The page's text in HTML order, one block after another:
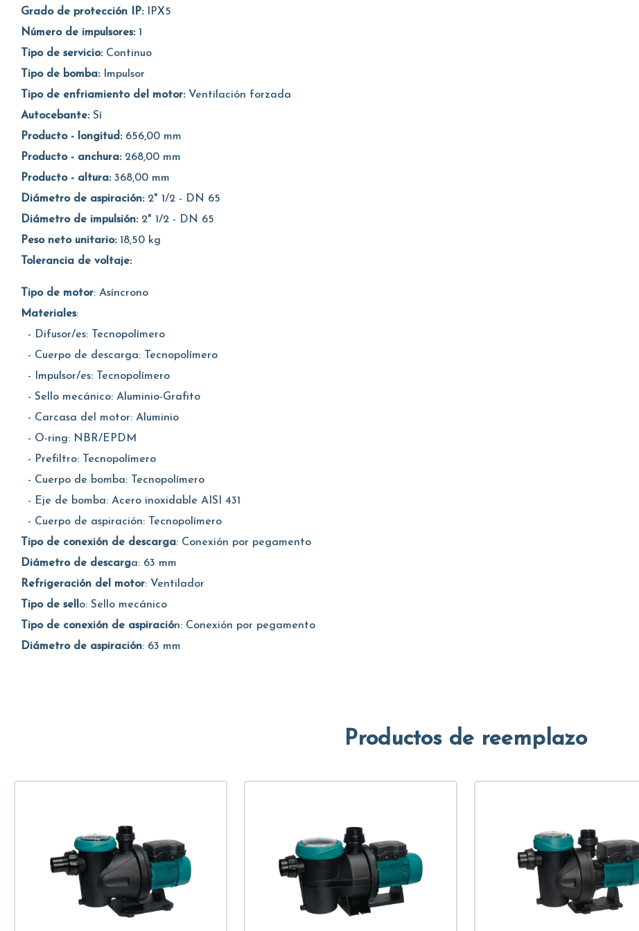
Grado de protección IP:
IPX5
Número de impulsores: 1
Tipo de servicio: Continuo
Tipo de bomba:
Impulsor
Tipo de enfriamiento del motor: Ventilación forzada
Autocebante: Sí
Producto - longitud: 656,00 mm
Producto - anchura: 268,00 mm
Producto - altura: 368,00 mm
Diámetro de aspiración: 2" 1/2 - DN 65
Diámetro de impulsión: 2" 1/2 - DN 65
Peso neto unitario: 18,50 kg
Tolerancia de voltaje:
Tipo de motor: Asíncrono
Materiales:
- Difusor/es: Tecnopolímero
- Cuerpo de descarga: Tecnopolímero
- Impulsor/es: Tecnopolímero
- Sello mecánico: Aluminio-Grafito
- Carcasa del motor: Aluminio
- O-ring: NBR/EPDM
- Prefiltro: Tecnopolímero
- Cuerpo de bomba: Tecnopolímero
- Eje de bomba: Acero inoxidable AISI 431
- Cuerpo de aspiración: Tecnopolímero
Tipo de conexión de descarga: Conexión por pegamento
Diámetro de descarga: 63 mm
Refrigeración del motor: Ventilador
Tipo de sell o: Sello mecánico
Tipo de conexión de aspiración: Conexión por pegamento
Diámetro de aspiración: 63 mm
Productos de reemplazo